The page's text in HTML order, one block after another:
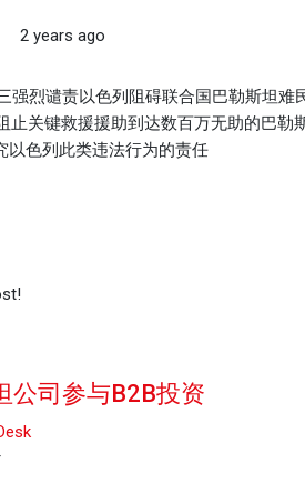
2 years ago
强烈谴责以色列阻碍联合国巴勒斯坦难
止关键救援援助到达数百万无助的巴勒
以色列此类违法行为的责任
公司参与B2B投资